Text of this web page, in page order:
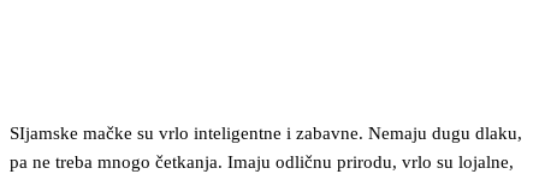
SIjamske mačke su vrlo inteligentne i zabavne. Nemaju dugu dlaku,
pa ne treba mnogo četkanja. Imaju odličnu prirodu, vrlo su lojalne,